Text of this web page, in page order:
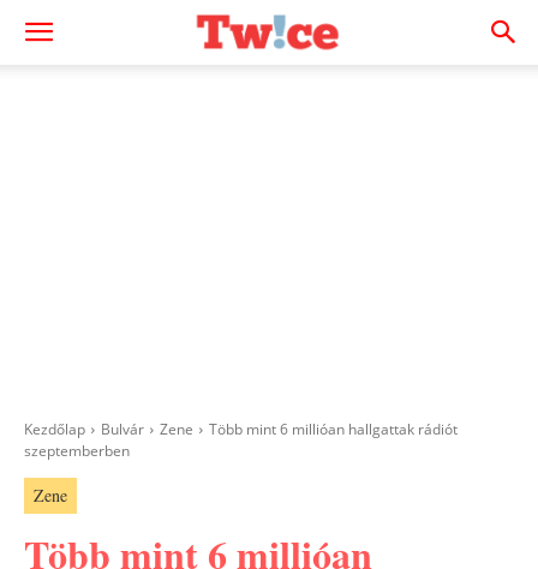
Kezdőlap Bulvár Zene
Több mint 6 millióan hallgattak rádiót
szeptemberben
Zene
Több mint 6 millióan